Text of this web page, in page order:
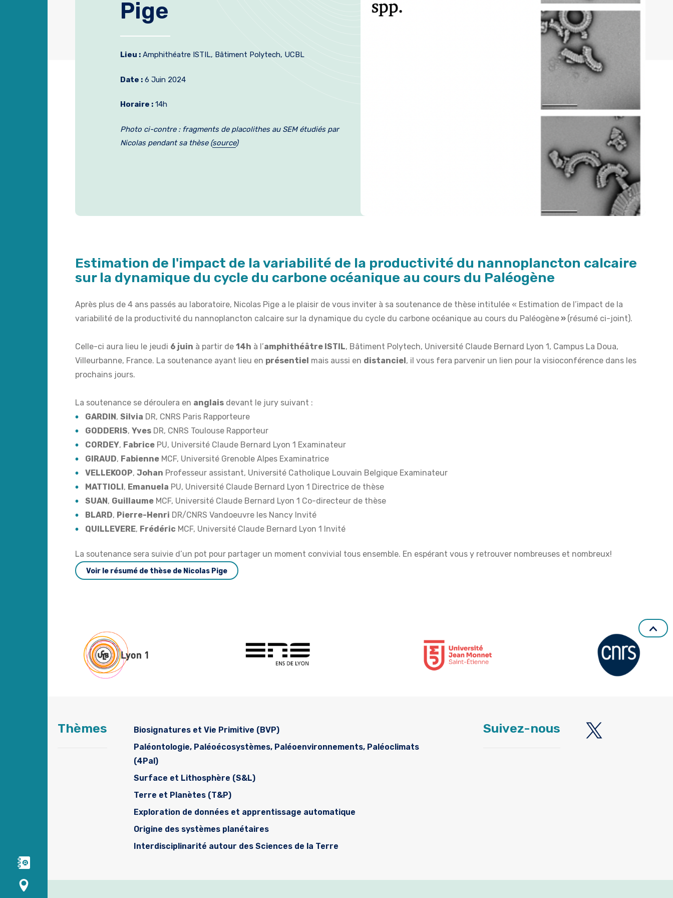
Pige
Lieu : Amphithéatre ISTIL, Bâtiment Polytech, UCBL
Date : 6 Juin 2024
Horaire : 14h
Photo ci-contre : fragments de placolithes au SEM étudiés par
Nicolas pendant sa thèse (source)
Estimation de l'impact de la variabilité de la productivité du nannoplancton calcaire
sur la dynamique du cycle du carbone océanique au cours du Paléogène
Après plus de 4 ans passés au laboratoire, Nicolas Pige a le plaisir de vous inviter à sa soutenance de thèse intitulée « Estimation de l’impact de la
variabilité de la productivité du nannoplancton calcaire sur la dynamique du cycle du carbone océanique au cours du Paléogène » (résumé ci-joint).
Celle-ci aura lieu le jeudi 6 juin à partir de 14h à l’amphithéâtre ISTIL, Bâtiment Polytech, Université Claude Bernard Lyon 1, Campus La Doua,
Villeurbanne, France. La soutenance ayant lieu en présentiel mais aussi en distanciel, il vous fera parvenir un lien pour la visioconférence dans les
prochains jours.
La soutenance se déroulera en anglais devant le jury suivant :
GARDIN, Silvia DR, CNRS Paris Rapporteure
GODDERIS, Yves DR, CNRS Toulouse Rapporteur
CORDEY, Fabrice PU, Université Claude Bernard Lyon 1 Examinateur
GIRAUD, Fabienne MCF, Université Grenoble Alpes Examinatrice
VELLEKOOP, Johan Professeur assistant, Université Catholique Louvain Belgique Examinateur
MATTIOLI, Emanuela PU, Université Claude Bernard Lyon 1 Directrice de thèse
SUAN, Guillaume MCF, Université Claude Bernard Lyon 1 Co-directeur de thèse
BLARD, Pierre-Henri DR/CNRS Vandoeuvre les Nancy Invité
QUILLEVERE, Frédéric MCF, Université Claude Bernard Lyon 1 Invité
La soutenance sera suivie d’un pot pour partager un moment convivial tous ensemble. En espérant vous y retrouver nombreuses et nombreux!
Voir le résumé de thèse de Nicolas Pige
Thèmes
Biosignatures et Vie Primitive (BVP)
Paléontologie, Paléoécosystèmes, Paléoenvironnements, Paléoclimats
(4Pal)
Surface et Lithosphère (S&L)
Terre et Planètes (T&P)
Exploration de données et apprentissage automatique
Origine des systèmes planétaires
Interdisciplinarité autour des Sciences de la Terre
Suivez-nous